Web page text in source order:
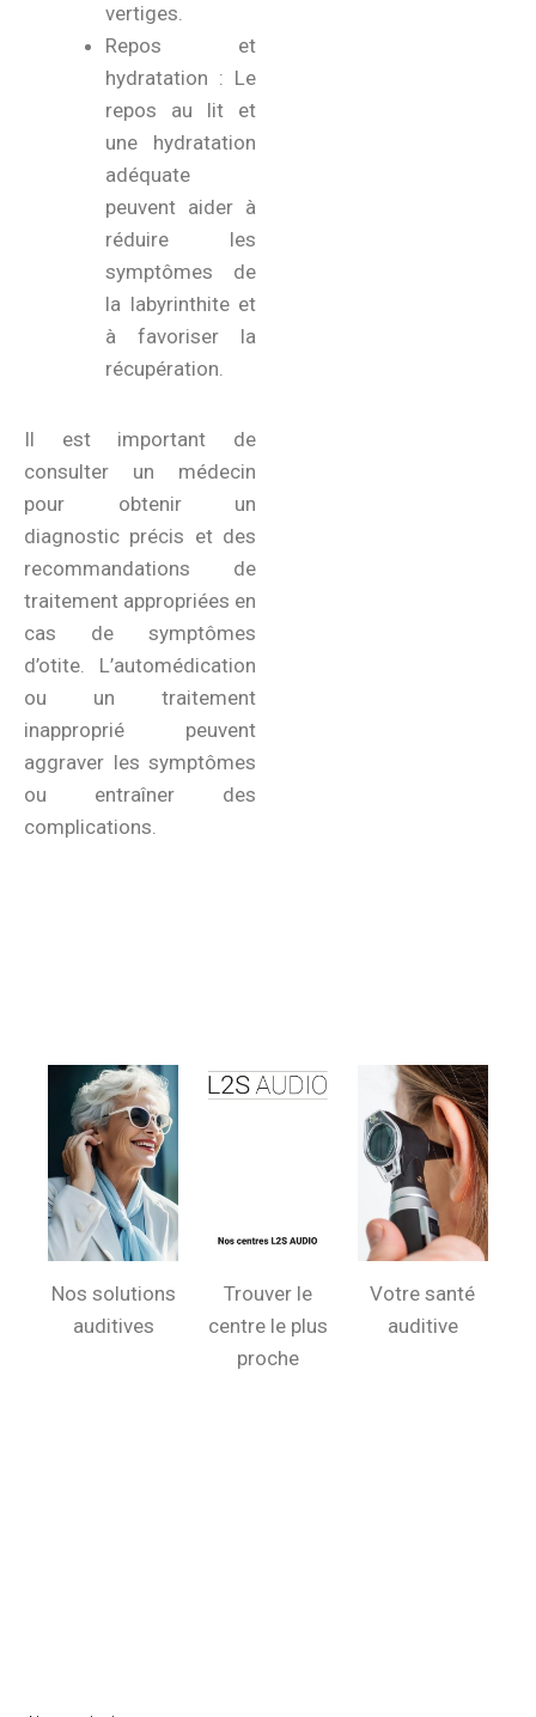
vertiges.
Repos et
hydratation : Le
repos au lit et
une hydratation
adéquate
peuvent aider à
réduire les
symptômes de
la labyrinthite et
à favoriser la
récupération.
Il est important de
consulter un médecin
pour obtenir un
diagnostic précis et des
recommandations de
traitement appropriées en
cas de symptômes
d’otite. L’automédication
ou un traitement
inapproprié peuvent
aggraver les symptômes
ou entraîner des
complications.
Nos solutions
auditives
Trouver le
centre le plus
proche
Votre santé
auditive